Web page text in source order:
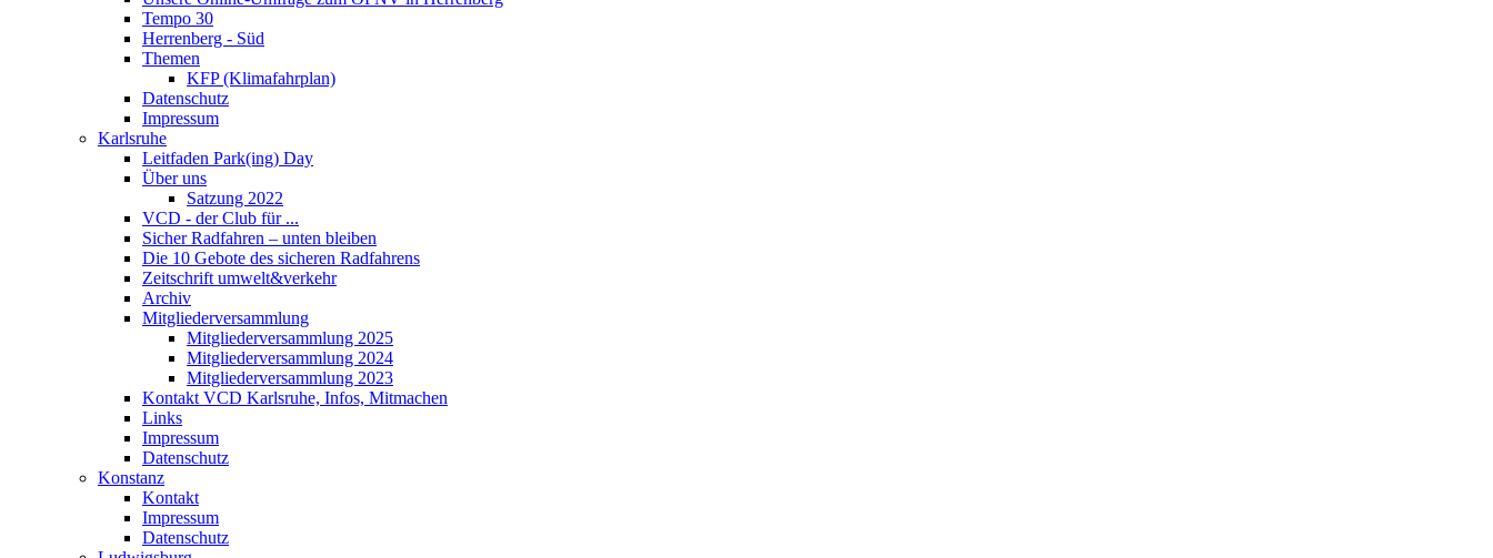
Tempo 30
Herrenberg - Süd
Themen
KFP (Klimafahrplan)
Datenschutz
Impressum
Karlsruhe
Leitfaden Park(ing) Day
Über uns
Satzung 2022
VCD - der Club für ...
Sicher Radfahren – unten bleiben
Die 10 Gebote des sicheren Radfahrens
Zeitschrift umwelt&verkehr
Archiv
Mitgliederversammlung
Mitgliederversammlung 2025
Mitgliederversammlung 2024
Mitgliederversammlung 2023
Kontakt VCD Karlsruhe, Infos, Mitmachen
Links
Impressum
Datenschutz
Konstanz
Kontakt
Impressum
Datenschutz